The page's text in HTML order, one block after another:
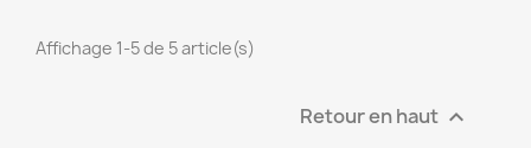
Affichage 1-5 de 5 article(s)
Retour en haut 